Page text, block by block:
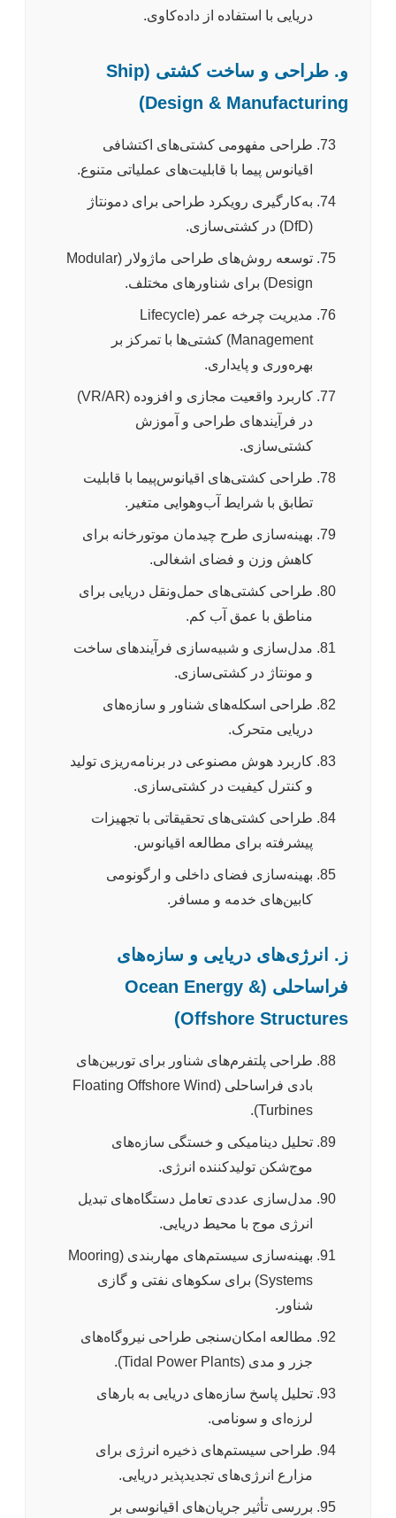
دریایی با استفاده از داده‌کاوی.
و. طراحی و ساخت کشتی (Ship
Design & Manufacturing)
طراحی مفهومی کشتی‌های اکتشافی
اقیانوس پیما با قابلیت‌های عملیاتی متنوع.
به‌کارگیری رویکرد طراحی برای دمونتاژ
(DfD) در کشتی‌سازی.
توسعه روش‌های طراحی ماژولار (Modular
Design) برای شناورهای مختلف.
مدیریت چرخه عمر (Lifecycle
Management) کشتی‌ها با تمرکز بر
بهره‌وری و پایداری.
کاربرد واقعیت مجازی و افزوده (VR/AR)
در فرآیندهای طراحی و آموزش
کشتی‌سازی.
طراحی کشتی‌های اقیانوس‌پیما با قابلیت
تطابق با شرایط آب‌وهوایی متغیر.
بهینه‌سازی طرح چیدمان موتورخانه برای
کاهش وزن و فضای اشغالی.
طراحی کشتی‌های حمل‌ونقل دریایی برای
مناطق با عمق آب کم.
مدل‌سازی و شبیه‌سازی فرآیندهای ساخت
و مونتاژ در کشتی‌سازی.
طراحی اسکله‌های شناور و سازه‌های
دریایی متحرک.
کاربرد هوش مصنوعی در برنامه‌ریزی تولید
و کنترل کیفیت در کشتی‌سازی.
طراحی کشتی‌های تحقیقاتی با تجهیزات
پیشرفته برای مطالعه اقیانوس.
بهینه‌سازی فضای داخلی و ارگونومی
کابین‌های خدمه و مسافر.
ز. انرژی‌های دریایی و سازه‌های
فراساحلی (Ocean Energy &
Offshore Structures)
طراحی پلتفرم‌های شناور برای توربین‌های
بادی فراساحلی (Floating Offshore Wind
Turbines).
تحلیل دینامیکی و خستگی سازه‌های
موج‌شکن تولیدکننده انرژی.
مدل‌سازی عددی تعامل دستگاه‌های تبدیل
انرژی موج با محیط دریایی.
بهینه‌سازی سیستم‌های مهاربندی (Mooring
Systems) برای سکوهای نفتی و گازی
شناور.
مطالعه امکان‌سنجی طراحی نیروگاه‌های
جزر و مدی (Tidal Power Plants).
تحلیل پاسخ سازه‌های دریایی به بارهای
لرزه‌ای و سونامی.
طراحی سیستم‌های ذخیره انرژی برای
مزارع انرژی‌های تجدیدپذیر دریایی.
بررسی تأثیر جریان‌های اقیانوسی بر